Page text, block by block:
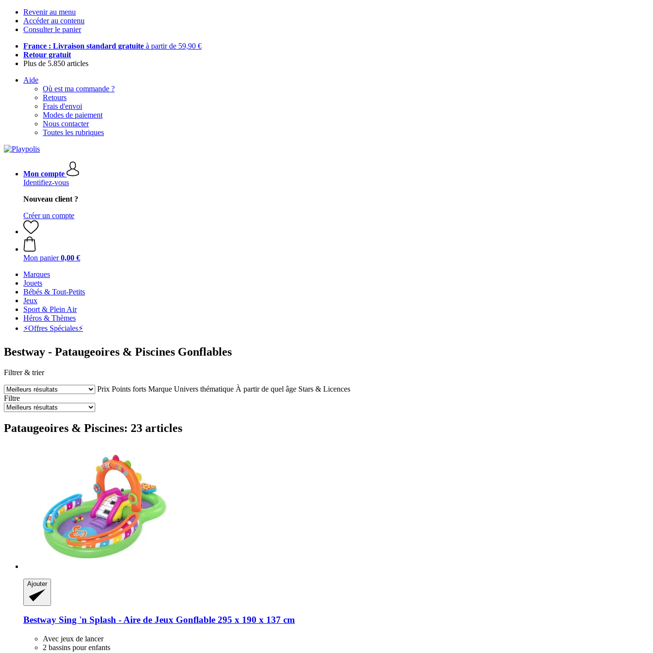
Revenir au menu
Accéder au contenu
Consulter le panier
France : Livraison standard gratuite à partir de 59,90 €
Retour gratuit
Plus de 5.850 articles
Aide
Où est ma commande ?
Retours
Frais d'envoi
Modes de paiement
Nous contacter
Toutes les rubriques
Mon compte
Identifiez-vous
Nouveau client ?
Créer un compte
Mon panier 0,00 €
Marques
Jouets
Bébés & Tout-Petits
Jeux
Sport & Plein Air
Héros & Thèmes
⚡️Offres Spéciales⚡️
Bestway - Pataugeoires & Piscines Gonflables
Filtrer & trier
Prix Points forts Marque Univers thématique À partir de quel âge Stars & Licences
Filtre
Pataugeoires & Piscines: 23 articles
Ajouter
Bestway Sing 'n Splash -​ Aire de Jeux Gonflable 295 x 190 x 137 cm
Avec jeux de lancer
2 bassins pour enfants